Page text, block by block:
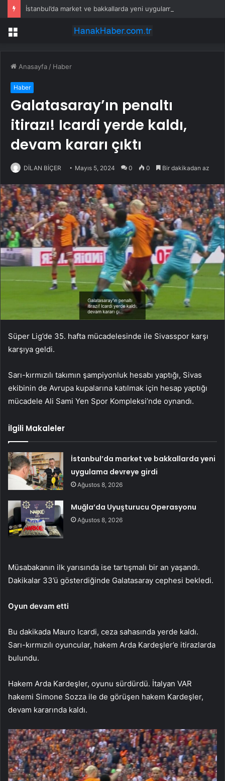
Menü
Anasayfa / Haber
Haber
Galatasaray’ın penaltı
itirazı! Icardi yerde kaldı,
devam kararı çıktı
DİLAN BİÇER Mayıs 5, 2024 0 0 Bir dakikadan az
Süper Lig’de 35. hafta mücadelesinde ile Sivasspor karşı
karşıya geldi.
Sarı-kırmızılı takımın şampiyonluk hesabı yaptığı, Sivas
ekibinin de Avrupa kupalarına katılmak için hesap yaptığı
mücadele Ali Sami Yen Spor Kompleksi’nde oynandı.
İlgili Makaleler
İstanbul’da market ve bakkallarda yeni
uygulama devreye girdi
Ağustos 8, 2026
Muğla’da Uyuşturucu Operasyonu
Ağustos 8, 2026
Müsabakanın ilk yarısında ise tartışmalı bir an yaşandı.
Dakikalar 33’ü gösterdiğinde Galatasaray cephesi bekledi.
Oyun devam etti
Bu dakikada Mauro Icardi, ceza sahasında yerde kaldı.
Sarı-kırmızılı oyuncular, hakem Arda Kardeşler’e itirazlarda
bulundu.
Hakem Arda Kardeşler, oyunu sürdürdü. İtalyan VAR
hakemi Simone Sozza ile de görüşen hakem Kardeşler,
devam kararında kaldı.